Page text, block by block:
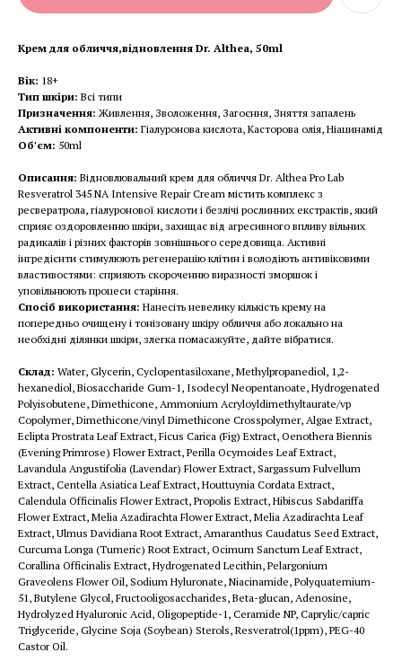
Крем для обличчя,відновлення Dr. Althea, 50ml
Вік: 18+
Тип шкіри: Всі типи
Призначення: Живлення, Зволоження, Загоєння, Зняття запалень
Активні компоненти: Гіалуронова кислота, Касторова олія, Ніацинамід
Об'єм: 50ml
Описання: Відновлювальний крем для обличчя Dr. Althea Pro Lab
Resveratrol 345 NA Intensive Repair Cream містить комплекс з
ресвератрола, гіалуронової кислоти і безлічі рослинних екстрактів, який
сприяє оздоровленню шкіри, захищає від агресивного впливу вільних
радикалів і різних факторів зовнішнього середовища. Активні
інгредієнти стимулюють регенерацію клітин і володіють антивіковими
властивостями: сприяють скороченню виразності зморшок і
уповільнюють процеси старіння.
Спосіб використання: Нанесіть невелику кількість крему на
попередньо очищену і тонізовану шкіру обличчя або локально на
необхідні ділянки шкіри, злегка помасажуйте, дайте вібратися.
Склад: Water, Glycerin, Cyclopentasiloxane, Methylpropanediol, 1,2-
hexanediol, Biosaccharide Gum-1, Isodecyl Neopentanoate, Hydrogenated
Polyisobutene, Dimethicone, Ammonium Acryloyldimethyltaurate/vp
Copolymer, Dimethicone/vinyl Dimethicone Crosspolymer, Algae Extract,
Eclipta Prostrata Leaf Extract, Ficus Carica (Fig) Extract, Oenothera Biennis
(Evening Primrose) Flower Extract, Perilla Ocymoides Leaf Extract,
Lavandula Angustifolia (Lavendar) Flower Extract, Sargassum Fulvellum
Extract, Centella Asiatica Leaf Extract, Houttuynia Cordata Extract,
Calendula Officinalis Flower Extract, Propolis Extract, Hibiscus Sabdariffa
Flower Extract, Melia Azadirachta Flower Extract, Melia Azadirachta Leaf
Extract, Ulmus Davidiana Root Extract, Amaranthus Caudatus Seed Extract,
Curcuma Longa (Tumeric) Root Extract, Ocimum Sanctum Leaf Extract,
Corallina Officinalis Extract, Hydrogenated Lecithin, Pelargonium
Graveolens Flower Oil, Sodium Hyluronate, Niacinamide, Polyquaternium-
51, Butylene Glycol, Fructooligosaccharides, Beta-glucan, Adenosine,
Hydrolyzed Hyaluronic Acid, Oligopeptide-1, Ceramide NP, Caprylic/capric
Triglyceride, Glycine Soja (Soybean) Sterols, Resveratrol(1ppm), PEG-40
Castor Oil.